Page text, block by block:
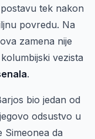
tek nakon
povredu. Na
zamena nije
vezista
.
bio jedan od
odsustvo u
Simeonea da